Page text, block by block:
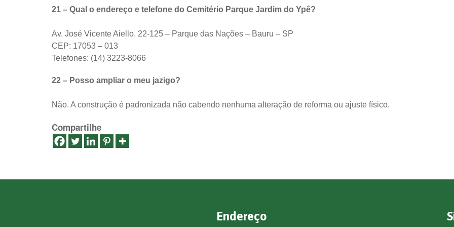
21 – Qual o endereço e telefone do Cemitério Parque Jardim do Ypê?
Av. José Vicente Aiello, 22-125 – Parque das Nações – Bauru – SP
CEP: 17053 – 013
Telefones: (14) 3223-8066
22 – Posso ampliar o meu jazigo?
Não. A construção é padronizada não cabendo nenhuma alteração de reforma ou ajuste físico.
Compartilhe
Endereço